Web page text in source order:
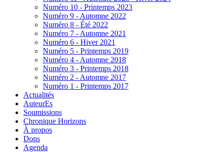
Numéro 10 - Printemps 2023
Numéro 9 - Automne 2022
Numéro 8 - Été 2022
Numéro 7 - Automne 2021
Numéro 6 - Hiver 2021
Numéro 5 - Printemps 2019
Numéro 4 - Automne 2018
Numéro 3 - Printemps 2018
Numéro 2 - Automne 2017
Numéro 1 - Printemps 2017
Actualités
AuteurEs
Soumissions
Chronique Horizons
À propos
Dons
Agenda